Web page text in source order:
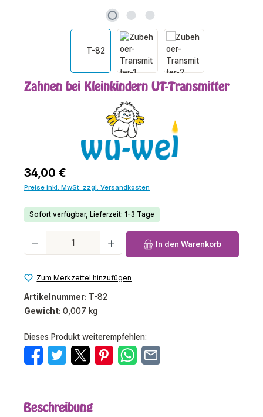
Zahnen bei Kleinkindern UT-Transmitter
Regulärer Preis:
34,00 €
Preise inkl. MwSt. zzgl. Versandkosten
Sofort verfügbar, Lieferzeit: 1-3 Tage
Produkt Anzahl: Gib den gewünschten Wert ein oder benutze die
In den Warenkorb
Zum Merkzettel hinzufügen
Artikelnummer: T-82
Gewicht: 0,007 kg
Dieses Produkt weiterempfehlen:
Beschreibung